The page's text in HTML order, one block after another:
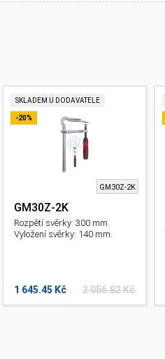
SKLADEM U DODAVATELE
-20%
GM30Z-2K
GM30Z-2K
Rozpětí svěrky: 300 mm.
Vyložení svěrky: 140 mm.
2 056.82 Kč
1 645.45 Kč